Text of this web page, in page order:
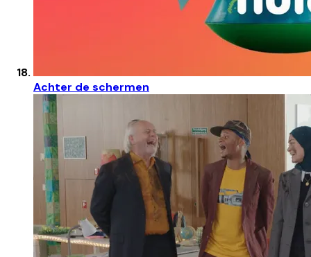
Achter de schermen